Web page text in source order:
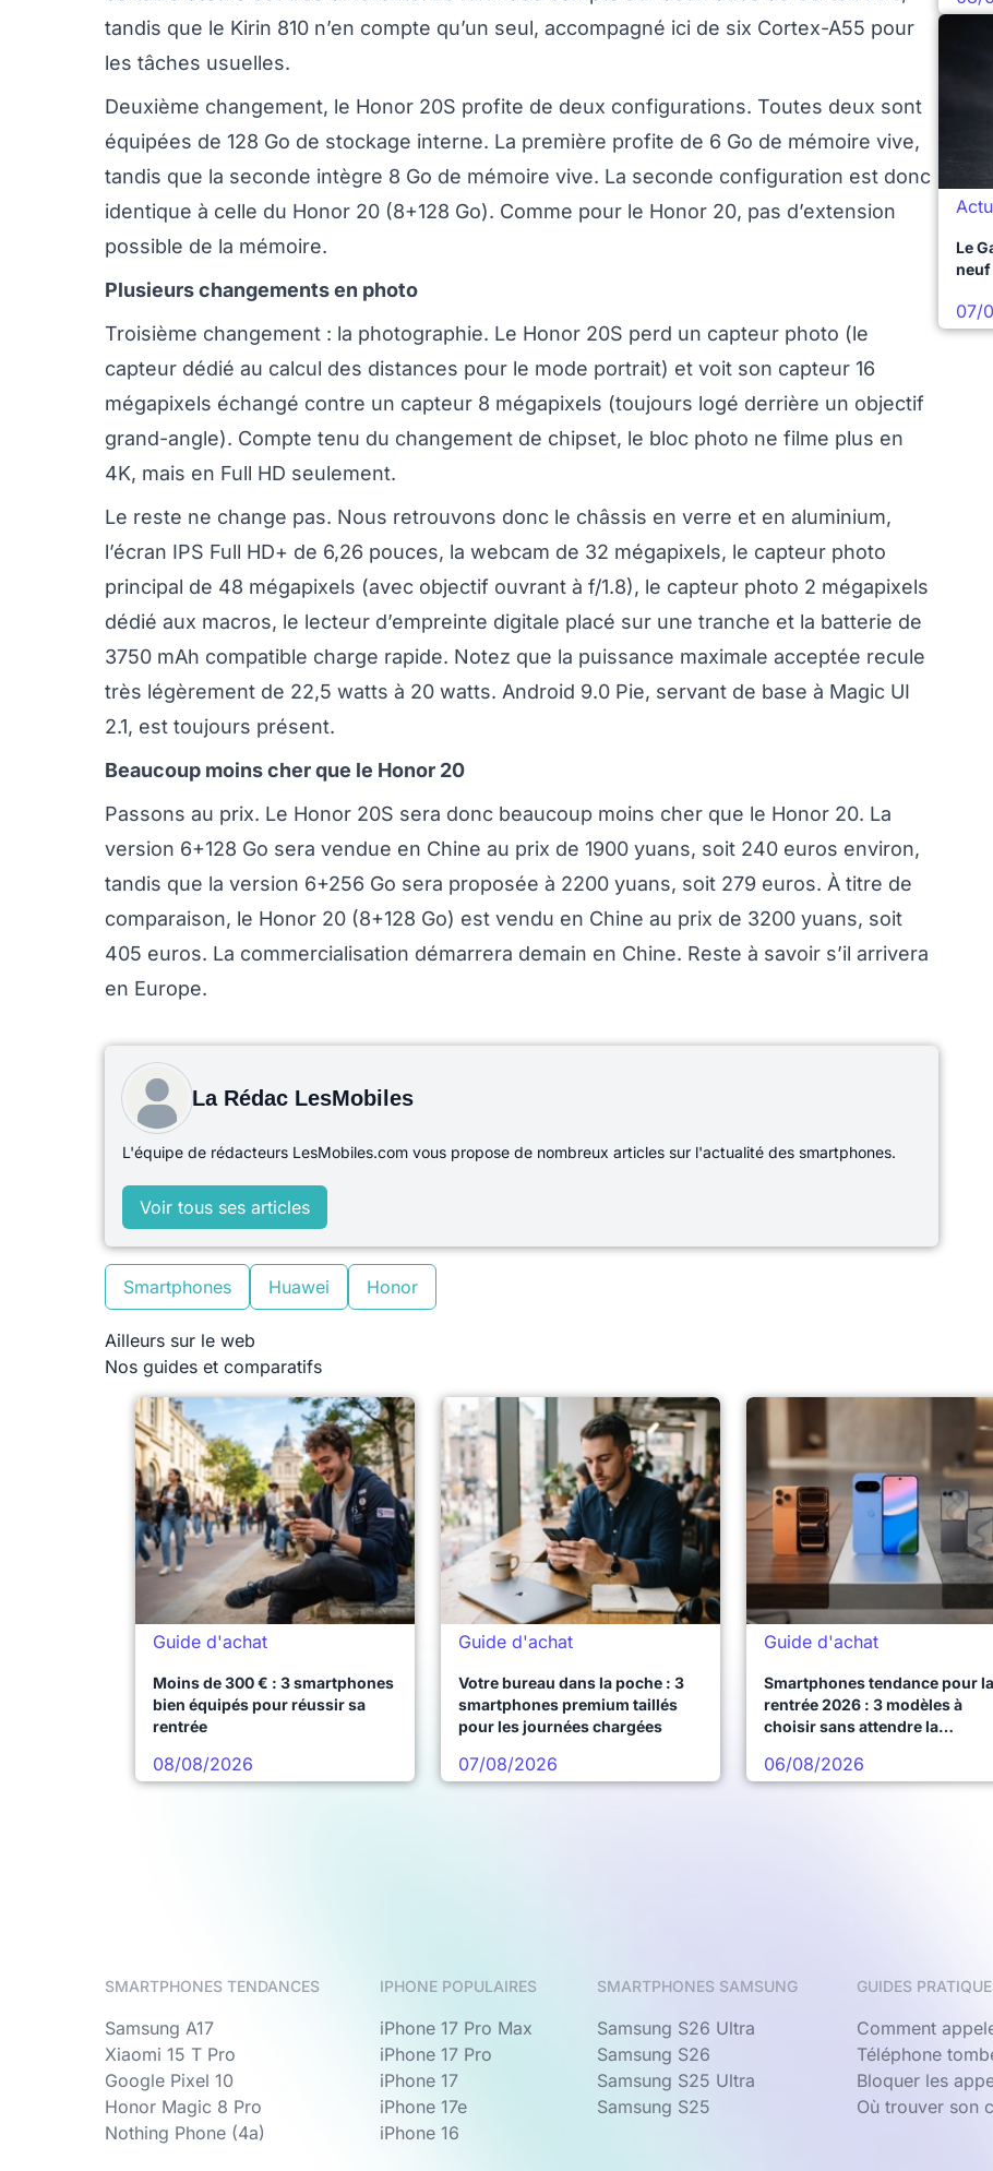
tandis que le Kirin 810 n’en compte qu’un seul, accompagné ici de six Cortex-A55 pour
les tâches usuelles.
Deuxième changement, le Honor 20S profite de deux configurations. Toutes deux sont
équipées de 128 Go de stockage interne. La première profite de 6 Go de mémoire vive,
tandis que la seconde intègre 8 Go de mémoire vive. La seconde configuration est donc
identique à celle du Honor 20 (8+128 Go). Comme pour le Honor 20, pas d’extension
possible de la mémoire.
Plusieurs changements en photo
Troisième changement : la photographie. Le Honor 20S perd un capteur photo (le
capteur dédié au calcul des distances pour le mode portrait) et voit son capteur 16
mégapixels échangé contre un capteur 8 mégapixels (toujours logé derrière un objectif
grand-angle). Compte tenu du changement de chipset, le bloc photo ne filme plus en
4K, mais en Full HD seulement.
Le reste ne change pas. Nous retrouvons donc le châssis en verre et en aluminium,
l’écran IPS Full HD+ de 6,26 pouces, la webcam de 32 mégapixels, le capteur photo
principal de 48 mégapixels (avec objectif ouvrant à f/1.8), le capteur photo 2 mégapixels
dédié aux macros, le lecteur d’empreinte digitale placé sur une tranche et la batterie de
3750 mAh compatible charge rapide. Notez que la puissance maximale acceptée recule
très légèrement de 22,5 watts à 20 watts. Android 9.0 Pie, servant de base à Magic UI
2.1, est toujours présent.
Beaucoup moins cher que le Honor 20
Passons au prix. Le Honor 20S sera donc beaucoup moins cher que le Honor 20. La
version 6+128 Go sera vendue en Chine au prix de 1900 yuans, soit 240 euros environ,
tandis que la version 6+256 Go sera proposée à 2200 yuans, soit 279 euros. À titre de
comparaison, le Honor 20 (8+128 Go) est vendu en Chine au prix de 3200 yuans, soit
405 euros. La commercialisation démarrera demain en Chine. Reste à savoir s’il arrivera
en Europe.
La Rédac LesMobiles
L'équipe de rédacteurs LesMobiles.com vous propose de nombreux articles sur l'actualité des smartphones.
Voir tous ses articles
Smartphones Huawei Honor
Ailleurs sur le web
Le
neuf
07/
Nos guides et comparatifs
Guide d'achat
Moins de 300 € : 3 smartphones
bien équipés pour réussir sa
rentrée
08/08/2026
Guide d'achat
Votre bureau dans la poche : 3
smartphones premium taillés
pour les journées chargées
07/08/2026
Guide d'achat
Smartphones tendance pour la
rentrée 2026 : 3 modèles à
choisir sans attendre la
06/08/2026
SMARTPHONES TENDANCES
Samsung A17
Xiaomi 15 T Pro
Google Pixel 10
Honor Magic 8 Pro
Nothing Phone (4a)
IPHONE POPULAIRES
iPhone 17 Pro Max
iPhone 17 Pro
iPhone 17
iPhone 17e
iPhone 16
SMARTPHONES SAMSUNG
Samsung S26 Ultra
Samsung S26
Samsung S25 Ultra
Samsung S25
GUIDES
Comment
Téléphone
Bloquer les
Où trouver son